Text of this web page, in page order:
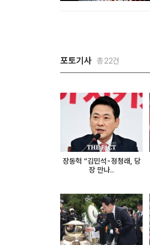
포토기사 총22건
장동혁 “김민석-정청래, 당
장 만나..